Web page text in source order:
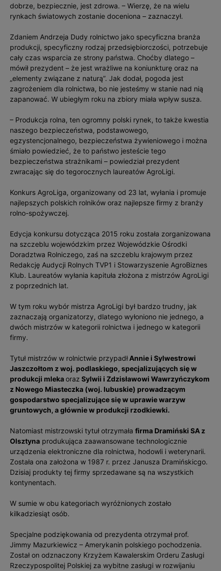
dobrze, bezpiecznie, jest zdrowa. – Wierzę, że na wielu
rynkach światowych zostanie doceniona – zaznaczył.
Zdaniem Andrzeja Dudy rolnictwo jako specyficzna branża
produkcji, specyficzny rodzaj przedsiębiorczości, potrzebuje
cały czas wsparcia ze strony państwa. Choćby dlatego –
mówił prezydent – że jest wrażliwe na koniunkturę oraz na
„elementy związane z naturą”. Jak dodał, pogoda jest
zagrożeniem dla rolnictwa, bo nie jesteśmy w stanie nad nią
zapanować. W ubiegłym roku na zbiory miała wpływ susza.
– Produkcja rolna, ten ogromny polski rynek, to także kwestia
naszego bezpieczeństwa, podstawowego,
egzystencjonalnego, bezpieczeństwa żywieniowego i można
śmiało powiedzieć, że to państwo jesteście tego
bezpieczeństwa strażnikami – powiedział prezydent
zwracając się do tegorocznych laureatów AgroLigi.
Konkurs AgroLiga, organizowany od 23 lat, wyłania i promuje
najlepszych polskich rolników oraz najlepsze firmy z branży
rolno-spożywczej.
Edycja konkursu dotycząca 2015 roku została zorganizowana
na szczeblu wojewódzkim przez Wojewódzkie Ośrodki
Doradztwa Rolniczego, zaś na szczeblu krajowym przez
Redakcję Audycji Rolnych TVP1 i Stowarzyszenie AgroBiznes
Klub. Laureatów wyłania kapituła złożona z mistrzów AgroLigi
z poprzednich lat.
W tym roku wybór mistrza AgroLigi był bardzo trudny, jak
zaznaczają organizatorzy, dlatego wyłoniono nie jednego, a
dwóch mistrzów w kategorii rolnictwa i jednego w kategorii
firmy.
Tytuł mistrzów w rolnictwie przypadłAnnie i Sylwestrowi
Jaszczołtom z woj. podlaskiego, specjalizujących się w
produkcji mlekaoraz Sylwii i Zdzisławowi Wawrzyńczykom
z Nowego Miasteczka (woj. lubuskie) prowadzącym
gospodarstwo specjalizujące się w uprawie warzyw
gruntowych, a głównie w produkcji rzodkiewki.
Natomiast mistrzowski tytuł otrzymała firma Dramiński SA z
Olsztyna produkująca zaawansowane technologicznie
urządzenia elektroniczne dla rolnictwa, hodowli i weterynarii.
Została ona założona w 1987 r. przez Janusza Dramińskicgo.
Dzisiaj produkty tej firmy sprzedawane są na wszystkich
kontynentach.
W sumie w obu kategoriach wyróżnionych zostało
kilkadziesiąt osób.
Specjalne podziękowania od prezydenta otrzymał prof.
Jimmy Mazurkiewicz – Amerykanin polskiego pochodzenia.
Został on odznaczony Krzyżem Kawalerskim Orderu Zasługi
Rzeczypospolitej Polskiej za wybitne zasługi w rozwijaniu